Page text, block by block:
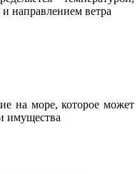
направлением ветра
на море, которое может
имущества